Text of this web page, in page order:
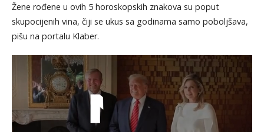
Žene rođene u ovih 5 horoskopskih znakova su poput
skupocijenih vina, čiji se ukus sa godinama samo poboljšava,
pišu na portalu Klaber.